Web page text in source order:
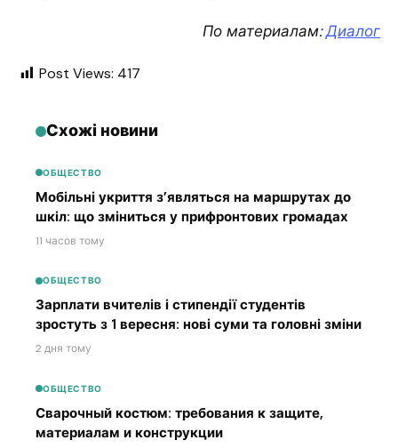
По материалам:Диалог
Post Views: 417
Схожі новини
ОБЩЕСТВО
Мобільні укриття з’являться на маршрутах до
шкіл: що зміниться у прифронтових громадах
11 часов тому
ОБЩЕСТВО
Зарплати вчителів і стипендії студентів
зростуть з 1 вересня: нові суми та головні зміни
2 дня тому
ОБЩЕСТВО
Сварочный костюм: требования к защите,
материалам и конструкции